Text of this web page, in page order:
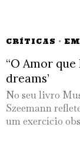
CRÍTICAS ·
“O Amor
dreams’
No seu livro
Szeemann
um exercício